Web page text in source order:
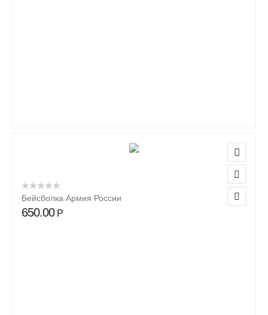
Бейсболка Армия России
650.00 Р